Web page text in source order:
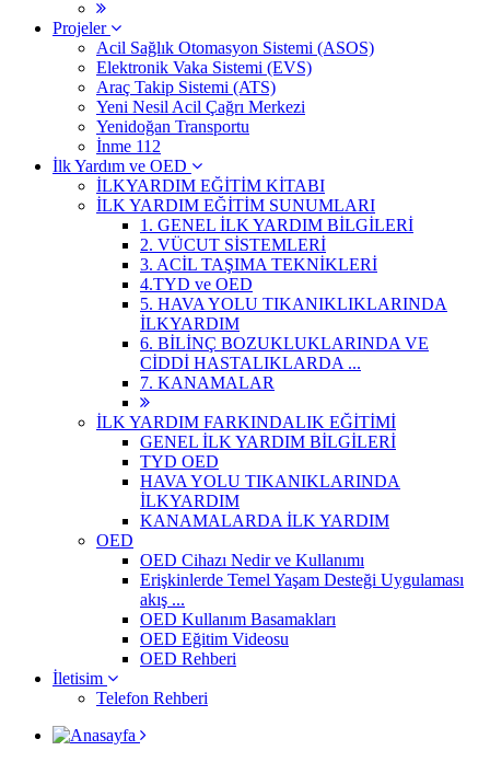
Projeler
Acil Sağlık Otomasyon Sistemi (ASOS)
Elektronik Vaka Sistemi (EVS)
Araç Takip Sistemi (ATS)
Yeni Nesil Acil Çağrı Merkezi
Yenidoğan Transportu
İnme 112
İlk Yardım ve OED
İLKYARDIM EĞİTİM KİTABI
İLK YARDIM EĞİTİM SUNUMLARI
1. GENEL İLK YARDIM BİLGİLERİ
2. VÜCUT SİSTEMLERİ
3. ACİL TAŞIMA TEKNİKLERİ
4.TYD ve OED
5. HAVA YOLU TIKANIKLIKLARINDA
İLKYARDIM
6. BİLİNÇ BOZUKLUKLARINDA VE
CİDDİ HASTALIKLARDA ...
7. KANAMALAR
İLK YARDIM FARKINDALIK EĞİTİMİ
GENEL İLK YARDIM BİLGİLERİ
TYD OED
HAVA YOLU TIKANIKLARINDA
İLKYARDIM
KANAMALARDA İLK YARDIM
OED
OED Cihazı Nedir ve Kullanımı
Erişkinlerde Temel Yaşam Desteği Uygulaması
akış ...
OED Kullanım Basamakları
OED Eğitim Videosu
OED Rehberi
İletisim
Telefon Rehberi